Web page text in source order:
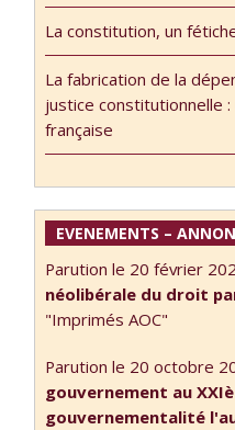
du billet : Notre
avenir
ne s’annonce pas
des plus radieux.
…
La constitution, un
La fabrication de la
justice constitutionnelle :
française
EVENEMENTS –
Parution le 20 février
néolibérale du droit
"Imprimés AOC"
Parution le 20 octobre
gouvernement au
gouvernementalité